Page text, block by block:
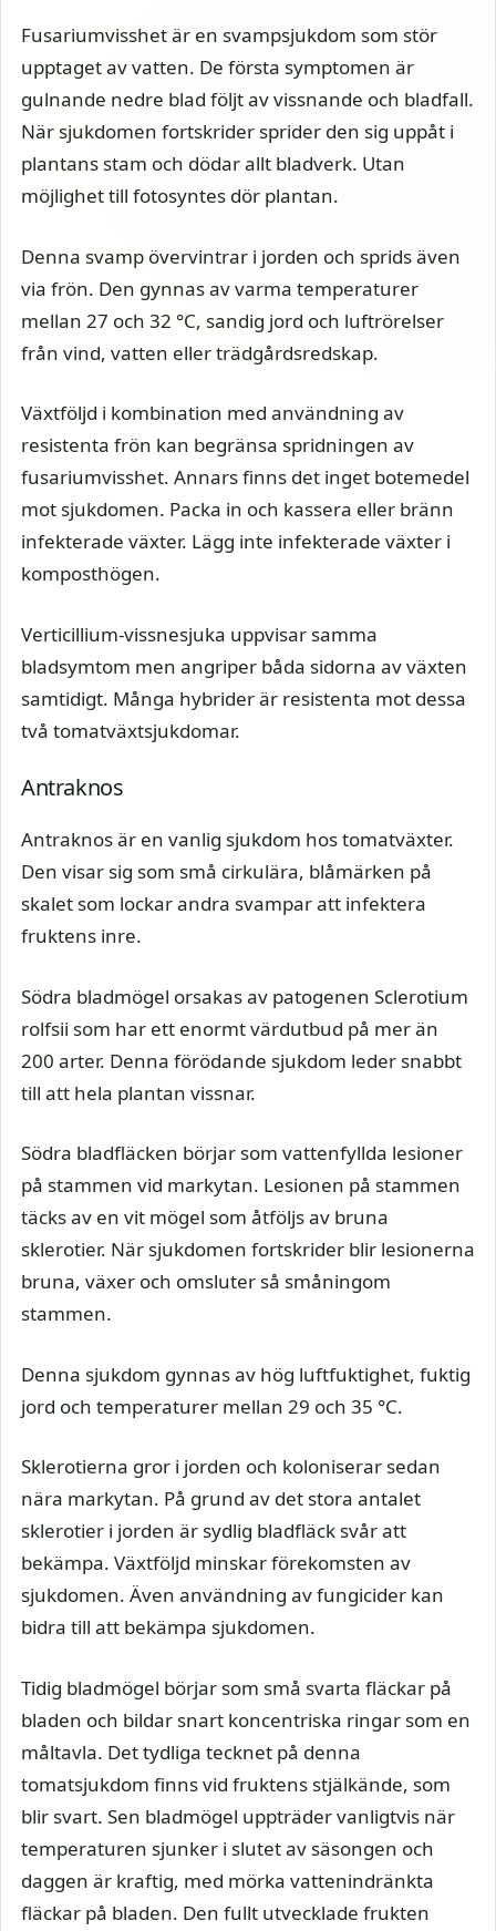
Fusariumvisshet är en svampsjukdom som stör
upptaget av vatten. De första symptomen är
gulnande nedre blad följt av vissnande och bladfall.
När sjukdomen fortskrider sprider den sig uppåt i
plantans stam och dödar allt bladverk. Utan
möjlighet till fotosyntes dör plantan.
Denna svamp övervintrar i jorden och sprids även
via frön. Den gynnas av varma temperaturer
mellan 27 och 32 °C, sandig jord och luftrörelser
från vind, vatten eller trädgårdsredskap.
Växtföljd i kombination med användning av
resistenta frön kan begränsa spridningen av
fusariumvisshet. Annars finns det inget botemedel
mot sjukdomen. Packa in och kassera eller bränn
infekterade växter. Lägg inte infekterade växter i
komposthögen.
Verticillium-vissnesjuka uppvisar samma
bladsymtom men angriper båda sidorna av växten
samtidigt. Många hybrider är resistenta mot dessa
två tomatväxtsjukdomar.
Antraknos
Antraknos är en vanlig sjukdom hos tomatväxter.
Den visar sig som små cirkulära, blåmärken på
skalet som lockar andra svampar att infektera
fruktens inre.
Södra bladmögel orsakas av patogenen Sclerotium
rolfsii som har ett enormt värdutbud på mer än
200 arter. Denna förödande sjukdom leder snabbt
till att hela plantan vissnar.
Södra bladfläcken börjar som vattenfyllda lesioner
på stammen vid markytan. Lesionen på stammen
täcks av en vit mögel som åtföljs av bruna
sklerotier. När sjukdomen fortskrider blir lesionerna
bruna, växer och omsluter så småningom
stammen.
Denna sjukdom gynnas av hög luftfuktighet, fuktig
jord och temperaturer mellan 29 och 35 °C.
Sklerotierna gror i jorden och koloniserar sedan
nära markytan. På grund av det stora antalet
sklerotier i jorden är sydlig bladfläck svår att
bekämpa. Växtföljd minskar förekomsten av
sjukdomen. Även användning av fungicider kan
bidra till att bekämpa sjukdomen.
Tidig bladmögel börjar som små svarta fläckar på
bladen och bildar snart koncentriska ringar som en
måltavla. Det tydliga tecknet på denna
tomatsjukdom finns vid fruktens stjälkände, som
blir svart. Sen bladmögel uppträder vanligtvis när
temperaturen sjunker i slutet av säsongen och
daggen är kraftig, med mörka vattenindränkta
fläckar på bladen. Den fullt utvecklade frukten